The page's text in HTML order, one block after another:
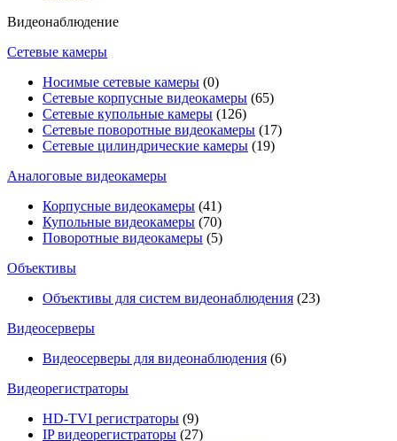
Видеонаблюдение
Сетевые камеры
Носимые сетевые камеры (0)
Сетевые корпусные видеокамеры (65)
Сетевые купольные камеры (126)
Сетевые поворотные видеокамеры (17)
Сетевые цилиндрические камеры (19)
Аналоговые видеокамеры
Корпусные видеокамеры (41)
Купольные видеокамеры (70)
Поворотные видеокамеры (5)
Объективы
Объективы для систем видеонаблюдения (23)
Видеосерверы
Видеосерверы для видеонаблюдения (6)
Видеорегистраторы
HD-TVI регистраторы (9)
IP видеорегистраторы (27)